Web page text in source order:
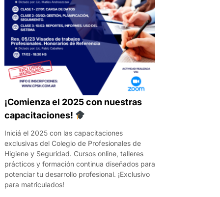
¡Comienza el 2025 con nuestras
capacitaciones!
Iniciá el 2025 con las capacitaciones
exclusivas del Colegio de Profesionales de
Higiene y Seguridad. Cursos online, talleres
prácticos y formación continua diseñados para
potenciar tu desarrollo profesional. ¡Exclusivo
para matriculados!